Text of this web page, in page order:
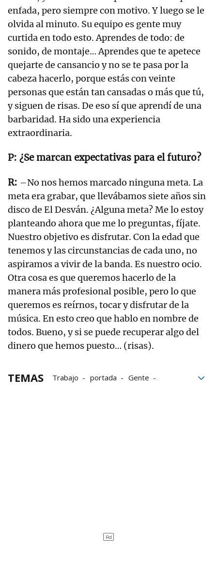
enfada, pero siempre con motivo. Y luego se le
olvida al minuto. Su equipo es gente muy
curtida en todo esto. Aprendes de todo: de
sonido, de montaje… Aprendes que te apetece
quejarte de cansancio y no se te pasa por la
cabeza hacerlo, porque estás con veinte
personas que están tan cansadas o más que tú,
y siguen de risas. De eso sí que aprendí de una
barbaridad. Ha sido una experiencia
extraordinaria.
¿Se marcan expectativas para el futuro?
–No nos hemos marcado ninguna meta. La
meta era grabar, que llevábamos siete años sin
disco de El Desván. ¿Alguna meta? Me lo estoy
planteando ahora que me lo preguntas, fíjate.
Nuestro objetivo es disfrutar. Con la edad que
tenemos y las circunstancias de cada uno, no
aspiramos a vivir de la banda. Es nuestro ocio.
Otra cosa es que queremos hacerlo de la
manera más profesional posible, pero lo que
queremos es reírnos, tocar y disfrutar de la
música. En esto creo que hablo en nombre de
todos. Bueno, y si se puede recuperar algo del
dinero que hemos puesto… (risas).
TEMAS Trabajo portada
Gente